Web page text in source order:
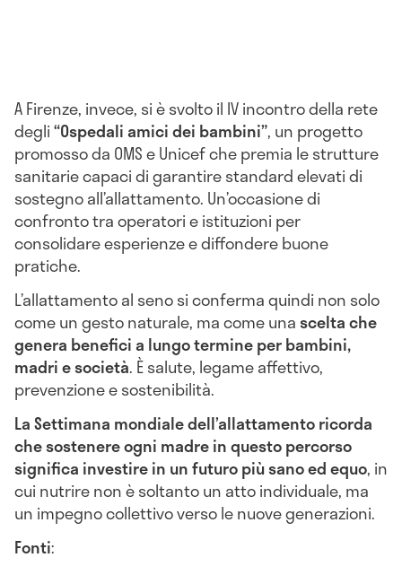
A Firenze, invece, si è svolto il IV incontro della rete
degli“Ospedali amici dei bambini”, un progetto
promosso da OMS e Unicef che premia le strutture
sanitarie capaci di garantire standard elevati di
sostegno all’allattamento. Un’occasione di
confronto tra operatori e istituzioni per
consolidare esperienze e diffondere buone
pratiche.
L’allattamento al seno si conferma quindi non solo
come un gesto naturale, ma come unascelta che
genera benefici a lungo termine per bambini,
madri e società. È salute, legame affettivo,
prevenzione e sostenibilità.
La Settimana mondiale dell’allattamento ricorda
che sostenere ogni madre in questo percorso
significa investire in un futuro più sano ed equo, in
cui nutrire non è soltanto un atto individuale, ma
un impegno collettivo verso le nuove generazioni.
Fonti: